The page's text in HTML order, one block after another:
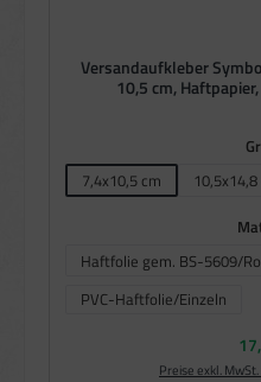
Versandaufkleber
10,5 cm,
7,4x10,5 cm
Haftfolie gem. BS-5609/
PVC-Haftfolie/Einzeln
(Diese Option ist
Preise exkl.